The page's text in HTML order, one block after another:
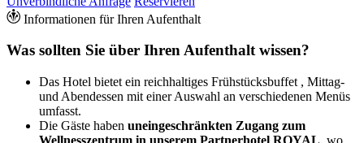
Informationen für Ihren Aufenthalt
Was sollten Sie über Ihren Aufenthalt wissen?
Das Hotel bietet ein reichhaltiges Frühstücksbuffet , Mittag-
und Abendessen mit einer Auswahl an verschiedenen Menüs
umfasst.
Die Gäste haben uneingeschränkten Zugang zum